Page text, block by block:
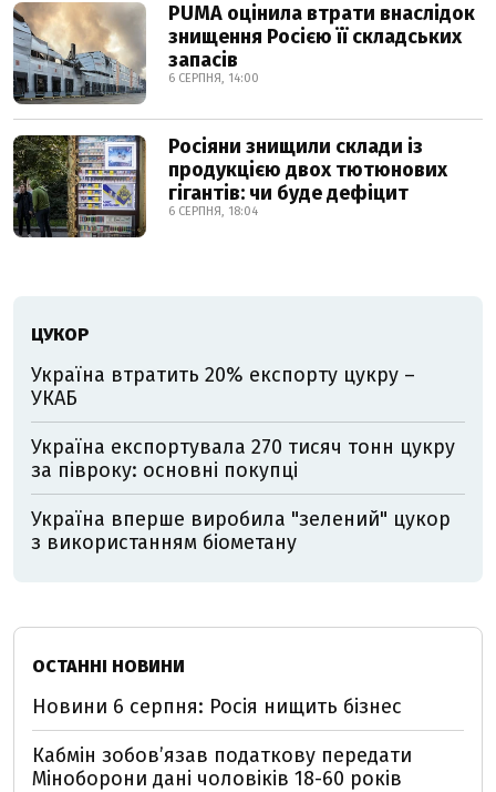
PUMA оцінила втрати внаслідок
знищення Росією її складських
запасів
6 СЕРПНЯ, 14:00
Росіяни знищили склади із
продукцією двох тютюнових
гігантів: чи буде дефіцит
6 СЕРПНЯ, 18:04
ЦУКОР
Україна втратить 20% експорту цукру –
УКАБ
Україна експортувала 270 тисяч тонн цукру
за півроку: основні покупці
Україна вперше виробила "зелений" цукор
з використанням біометану
ОСТАННІ НОВИНИ
Новини 6 серпня: Росія нищить бізнес
Кабмін зобовʼязав податкову передати
Міноборони дані чоловіків 18-60 років